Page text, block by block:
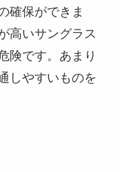
確保ができま
高いサングラス
険です。あまり
しやすいものを